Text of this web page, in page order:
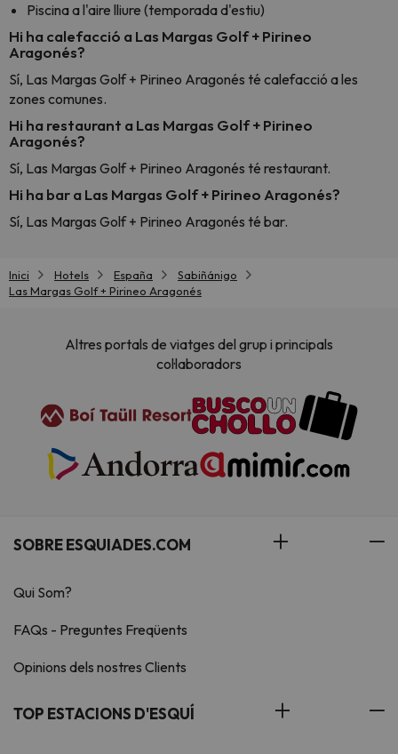
Piscina a l'aire lliure (temporada d'estiu)
Hi ha calefacció a Las Margas Golf + Pirineo
Aragonés?
Sí, Las Margas Golf + Pirineo Aragonés té calefacció a les
zones comunes.
Hi ha restaurant a Las Margas Golf + Pirineo
Aragonés?
Sí, Las Margas Golf + Pirineo Aragonés té restaurant.
Hi ha bar a Las Margas Golf + Pirineo Aragonés?
Sí, Las Margas Golf + Pirineo Aragonés té bar.
Inici Hotels España
Sabiñánigo
Las Margas Golf + Pirineo Aragonés
Altres portals de viatges del grup i principals
col·laboradors
SOBRE ESQUIADES.COM
Qui Som?
FAQs - Preguntes Freqüents
Opinions dels nostres Clients
TOP ESTACIONS D'ESQUÍ